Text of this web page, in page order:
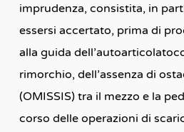
imprudenza, consistita, in
essersi accertato, prima di
alla guida
rimorchio, dell’assenza di
(OMISSIS) tra il mezzo e la
corso delle operazioni di